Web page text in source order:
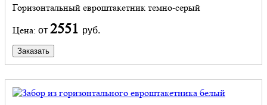
Горизонтальный евроштакетник темно-серый
Цена: от 2551 руб.
Заказать